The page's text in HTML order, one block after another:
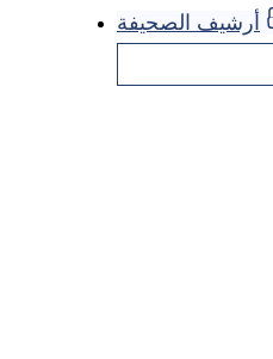
أرشيف الصحيفة